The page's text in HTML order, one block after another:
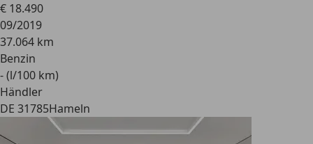
€ 18.490
09/2019
37.064 km
Benzin
- (l/100 km)
Händler
DE 31785Hameln